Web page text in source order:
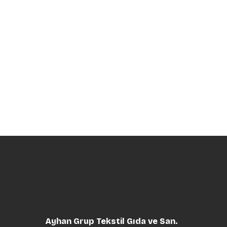
Ayhan Grup Tekstil Gıda ve San.